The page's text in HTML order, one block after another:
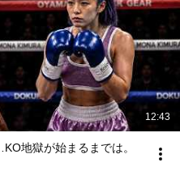
12:43
地獄が始まるまでは。